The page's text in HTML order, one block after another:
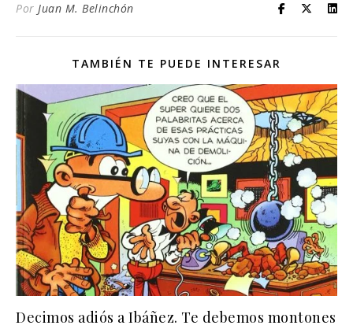
Por Juan M. Belinchón
TAMBIÉN TE PUEDE INTERESAR
Decimos adiós a Ibáñez. Te debemos montones